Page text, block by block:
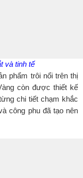
và tinh tế
phẩm trôi nổi trên thị
còn được thiết kế
chi tiết chạm khắc
công phu đã tạo nên